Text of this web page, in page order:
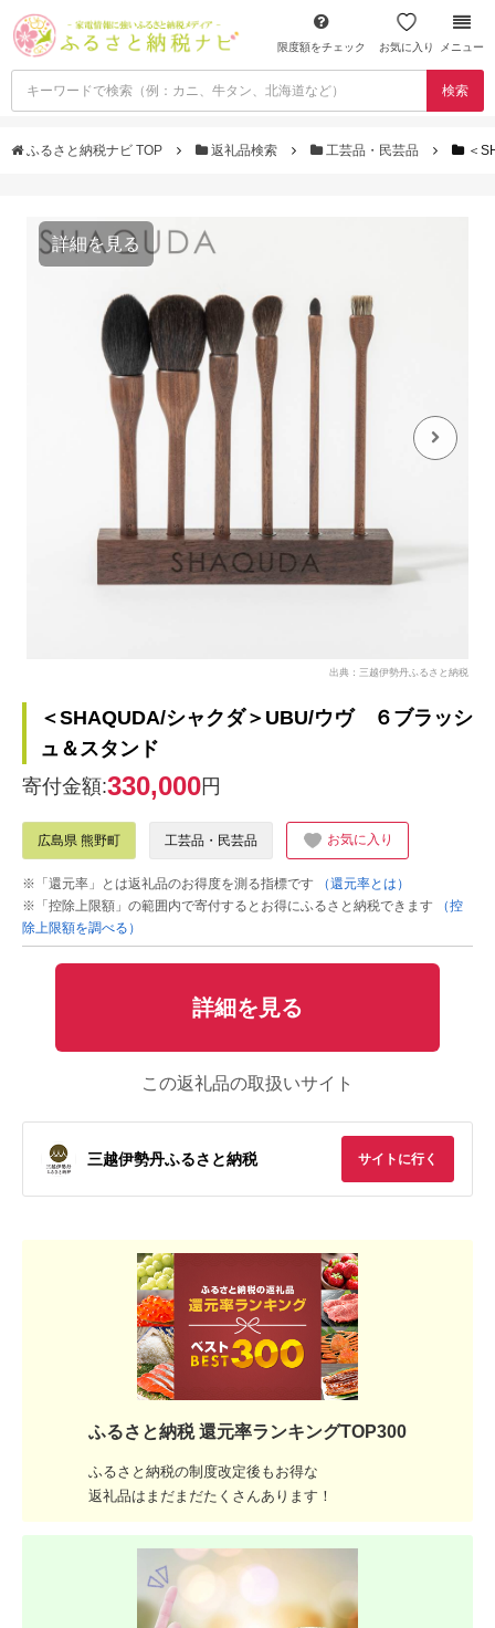
限度額をチェック お気に入り メニュー
検索
ふるさと納税ナビ TOP 返礼品検索 工芸品・民芸品 ＜
詳細を見る
出典：三越伊勢丹ふるさと納税
＜SHAQUDA/シャクダ＞UBU/ウヴ ６ブラッシ
ュ＆スタンド
寄付金額:330,000円
広島県 熊野町 工芸品・民芸品 お気に入り
※「還元率」とは返礼品のお得度を測る指標です
（還元率とは）
※「控除上限額」の範囲内で寄付するとお得にふるさと納税できます
（控
除上限額を調べる）
詳細を見る
この返礼品の取扱いサイト
三越伊勢丹ふるさと納税 サイトに行く
ふるさと納税 還元率ランキングTOP300
ふるさと納税の制度改定後もお得な
返礼品はまだまだたくさんあります！